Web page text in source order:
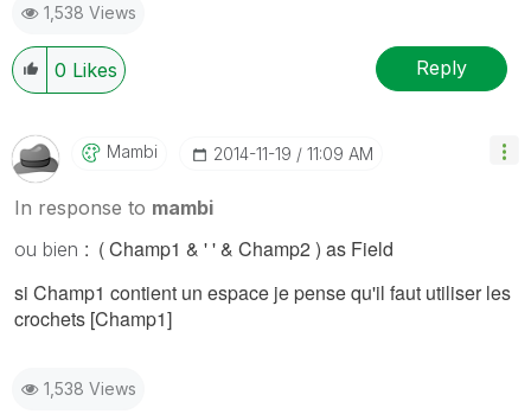
1,538 Views
0 Likes Reply
Mambi ‎2014-11-19 11:09 AM
In response to mambi
ou bien : ( Champ1 & ' ' & Champ2 ) as Field
si Champ1 contient un espace je pense qu'il faut utiliser les
crochets [Champ1]
1,538 Views